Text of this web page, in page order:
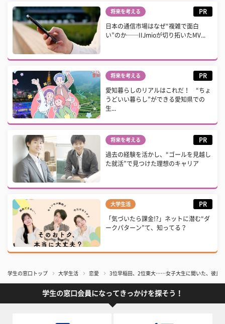
将来を考える PR
日本の通信市場はなぜ“複雑で面白
い”のか──IIJmioが切り拓いたMV...
将来を考える PR
愛知暮らしのリアルはこれだ！ “ちょ
うどいい暮らし”ができる愛知県での
生...
将来を考える PR
過去の経験を活かし、“ゴールを見越し
た就活”で見つけた理想のキャリア
大学生活 PR
「気づいたら課金!?」ネットに潜む“ダ
ークパターン”て、知ってる？
学生の窓口トップ 大学生活 恋愛 3位早稲田、2位東大……女子大生に聞いた、彼氏
学生の窓口会員になってきっかけを探そう！